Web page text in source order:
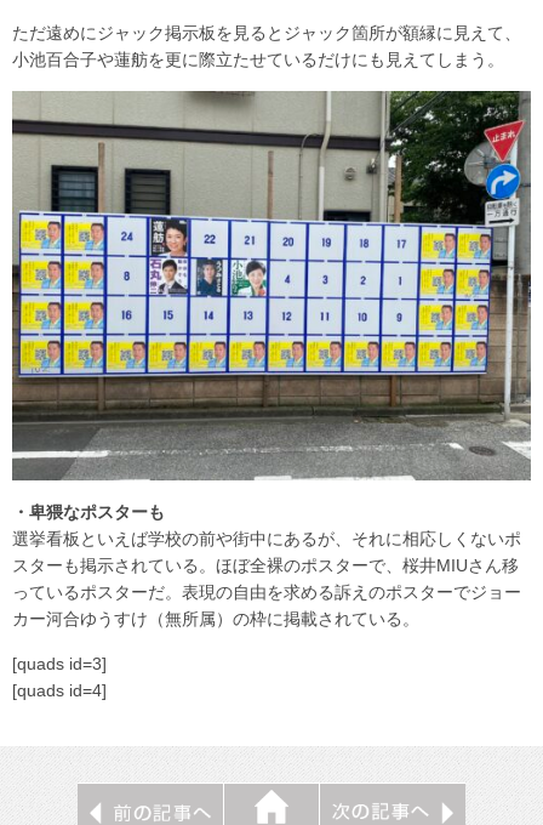
ただ遠めにジャック掲示板を見るとジャック箇所が額縁に見えて、
小池百合子や蓮舫を更に際立たせているだけにも見えてしまう。
・卑猥なポスターも
選挙看板といえば学校の前や街中にあるが、それに相応しくないポ
スターも掲示されている。ほぼ全裸のポスターで、桜井MIUさん移
っているポスターだ。表現の自由を求める訴えのポスターでジョー
カー河合ゆうすけ（無所属）の枠に掲載されている。
[quads id=3]
[quads id=4]